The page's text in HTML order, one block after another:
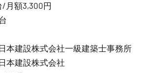
額3,300円
設株式会社一級建築士事務所
設株式会社